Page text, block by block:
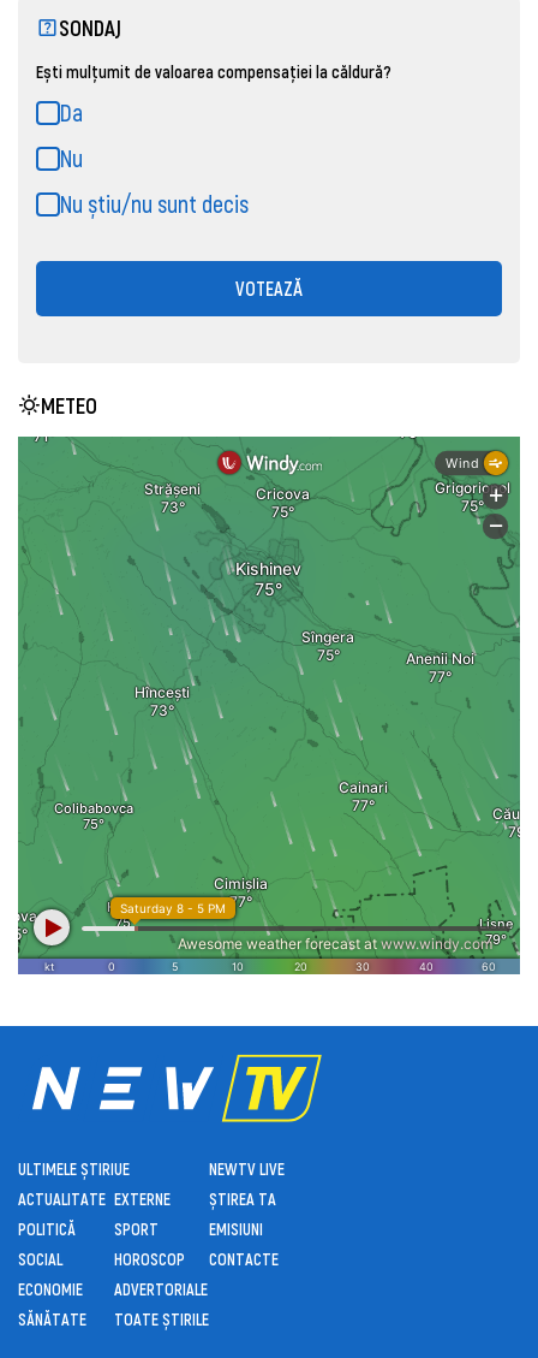
SONDAJ
Ești mulțumit de valoarea compensației la căldură?
Da
Nu
Nu știu/nu sunt decis
VOTEAZĂ
METEO
ULTIMELE ȘTIRI
ACTUALITATE
POLITICĂ
SOCIAL
ECONOMIE
SĂNĂTATE
UE
EXTERNE
SPORT
HOROSCOP
ADVERTORIALE
TOATE ȘTIRILE
NEWTV LIVE
ȘTIREA TA
EMISIUNI
CONTACTE